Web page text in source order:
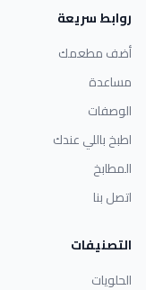
روابط سريعة
أضف مطعمك
مساعدة
الوصفات
اطبخ باللي عندك
المطابخ
اتصل بنا
التصنيفات
الحلويات